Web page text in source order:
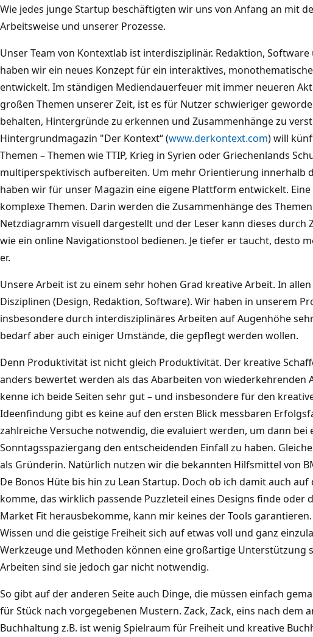
Wie jedes junge Startup beschäftigten wir uns von Anfang an mit
Arbeitsweise und unserer Prozesse.
Unser Team von Kontextlab ist interdisziplinär. Redaktion,
haben wir ein neues Konzept für ein interaktives,
entwickelt. Im ständigen Mediendauerfeuer mit immer neueren
großen Themen unserer Zeit, ist es für Nutzer schwieriger
behalten, Hintergründe zu erkennen und Zusammenhänge zu
Hintergrundmagazin "Der Kontext“ (www.derkontext.com) will
Themen – Themen wie TTIP, Krieg in Syrien oder Griechenlands
multiperspektivisch aufbereiten. Um mehr Orientierung innerhalb
haben wir für unser Magazin eine eigene Plattform entwickelt.
komplexe Themen. Darin werden die Zusammenhänge des
Netzdiagramm visuell dargestellt und der Leser kann dieses durch
wie ein online Navigationstool bedienen. Je tiefer er taucht, desto
er.
Unsere Arbeit ist zu einem sehr hohen Grad kreative Arbeit. In
Disziplinen (Design, Redaktion, Software). Wir haben in unserem
insbesondere durch interdisziplinäres Arbeiten auf Augenhöhe
bedarf aber auch einiger Umstände, die gepflegt werden wollen.
Denn Produktivität ist nicht gleich Produktivität. Der kreative
anders bewertet werden als das Abarbeiten von wiederkehrenden
kenne ich beide Seiten sehr gut – und insbesondere für den
Ideenfindung gibt es keine auf den ersten Blick messbaren
zahlreiche Versuche notwendig, die evaluiert werden, um dann bei
Sonntagsspaziergang den entscheidenden Einfall zu haben.
als Gründerin. Natürlich nutzen wir die bekannten Hilfsmittel von
De Bonos Hüte bis hin zu Lean Startup. Doch ob ich damit auch
komme, das wirklich passende Puzzleteil eines Designs finde oder
Market Fit herausbekomme, kann mir keines der Tools
Wissen und die geistige Freiheit sich auf etwas voll und ganz
Werkzeuge und Methoden können eine großartige Unterstützung
Arbeiten sind sie jedoch gar nicht notwendig.
So gibt auf der anderen Seite auch Dinge, die müssen einfach
für Stück nach vorgegebenen Mustern. Zack, Zack, eins nach dem
Buchhaltung z.B. ist wenig Spielraum für Freiheit und kreative